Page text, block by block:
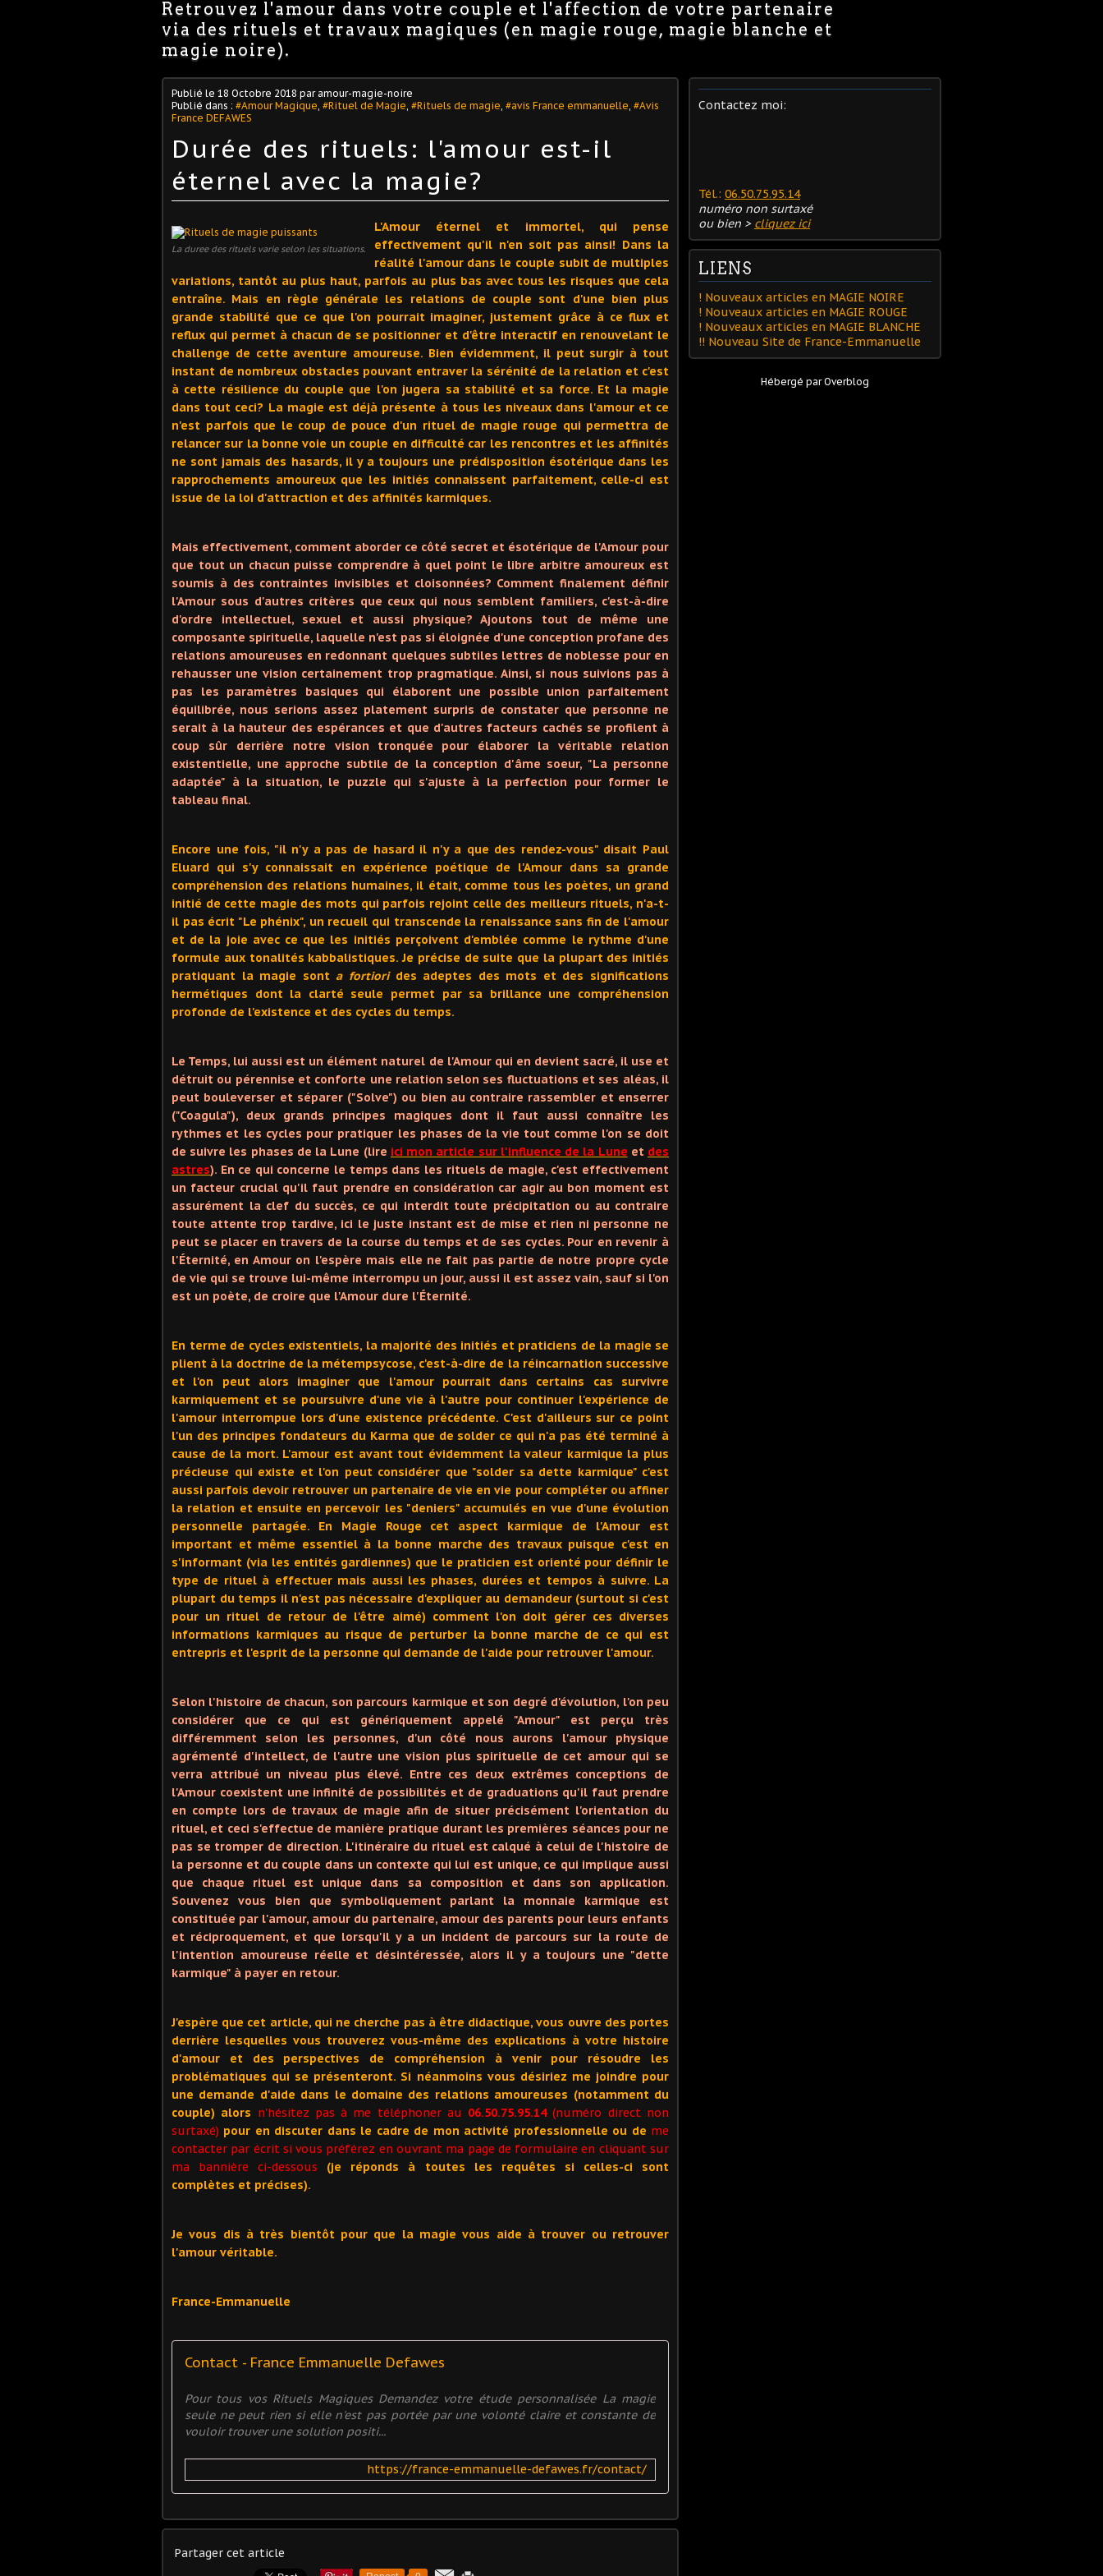
Retrouvez l'amour dans votre couple et l'affection de votre partenaire
via des rituels et travaux magiques (en magie rouge, magie blanche et
magie noire).
Publié le 18 Octobre 2018 par amour-magie-noire
Publié dans : #Amour Magique #Rituel de Magie #Rituels de magie #avis France emmanuelle #Avis
France DEFAWES
Durée des rituels: l'amour est-il
éternel avec la magie?
La duree des rituels varie selon les situations.
L'Amour éternel et immortel, qui pense
effectivement qu'il n'en soit pas ainsi! Dans la
réalité l'amour dans le couple subit de multiples
variations, tantôt au plus haut, parfois au plus bas avec tous les risques que cela
entraîne. Mais en règle générale les relations de couple sont d'une bien plus
grande stabilité que ce que l'on pourrait imaginer, justement grâce à ce flux et
reflux qui permet à chacun de se positionner et d'être interactif en renouvelant le
challenge de cette aventure amoureuse. Bien évidemment, il peut surgir à tout
instant de nombreux obstacles pouvant entraver la sérénité de la relation et c'est
à cette résilience du couple que l'on jugera sa stabilité et sa force. Et la magie
dans tout ceci? La magie est déjà présente à tous les niveaux dans l'amour et ce
n'est parfois que le coup de pouce d'un rituel de magie rouge qui permettra de
relancer sur la bonne voie un couple en difficulté car les rencontres et les affinités
ne sont jamais des hasards, il y a toujours une prédisposition ésotérique dans les
rapprochements amoureux que les initiés connaissent parfaitement, celle-ci est
issue de la loi d'attraction et des affinités karmiques.
Mais effectivement, comment aborder ce côté secret et ésotérique de l'Amour pour
que tout un chacun puisse comprendre à quel point le libre arbitre amoureux est
soumis à des contraintes invisibles et cloisonnées? Comment finalement définir
l'Amour sous d'autres critères que ceux qui nous semblent familiers, c'est-à-dire
d'ordre intellectuel, sexuel et aussi physique? Ajoutons tout de même une
composante spirituelle, laquelle n'est pas si éloignée d'une conception profane des
relations amoureuses en redonnant quelques subtiles lettres de noblesse pour en
rehausser une vision certainement trop pragmatique. Ainsi, si nous suivions pas à
pas les paramètres basiques qui élaborent une possible union parfaitement
équilibrée, nous serions assez platement surpris de constater que personne ne
serait à la hauteur des espérances et que d'autres facteurs cachés se profilent à
coup sûr derrière notre vision tronquée pour élaborer la véritable relation
existentielle, une approche subtile de la conception d'âme soeur, "La personne
adaptée" à la situation, le puzzle qui s'ajuste à la perfection pour former le
tableau final.
Encore une fois, "il n'y a pas de hasard il n'y a que des rendez-vous" disait Paul
Eluard qui s'y connaissait en expérience poétique de l'Amour dans sa grande
compréhension des relations humaines, il était, comme tous les poètes, un grand
initié de cette magie des mots qui parfois rejoint celle des meilleurs rituels, n'a-t-
il pas écrit "Le phénix", un recueil qui transcende la renaissance sans fin de l'amour
et de la joie avec ce que les initiés perçoivent d'emblée comme le rythme d'une
formule aux tonalités kabbalistiques. Je précise de suite que la plupart des initiés
pratiquant la magie sont a fortiorides adeptes des mots et des significations
hermétiques dont la clarté seule permet par sa brillance une compréhension
profonde de l'existence et des cycles du temps.
Le Temps, lui aussi est un élément naturel de l'Amour qui en devient sacré, il use et
détruit ou pérennise et conforte une relation selon ses fluctuations et ses aléas, il
peut bouleverser et séparer ("Solve") ou bien au contraire rassembler et enserrer
("Coagula"), deux grands principes magiques dont il faut aussi connaître les
rythmes et les cycles pour pratiquer les phases de la vie tout comme l'on se doit
de suivre les phases de la Lune (lire ici mon article sur l'influence de la Lune et des
astres). En ce qui concerne le temps dans les rituels de magie, c'est effectivement
un facteur crucial qu'il faut prendre en considération car agir au bon moment est
assurément la clef du succès, ce qui interdit toute précipitation ou au contraire
toute attente trop tardive, ici le juste instant est de mise et rien ni personne ne
peut se placer en travers de la course du temps et de ses cycles. Pour en revenir à
l'Éternité, en Amour on l'espère mais elle ne fait pas partie de notre propre cycle
de vie qui se trouve lui-même interrompu un jour, aussi il est assez vain, sauf si l'on
est un poète, de croire que l'Amour dure l'Éternité.
En terme de cycles existentiels, la majorité des initiés et praticiens de la magie se
plient à la doctrine de la métempsycose, c'est-à-dire de la réincarnation successive
et l'on peut alors imaginer que l'amour pourrait dans certains cas survivre
karmiquement et se poursuivre d'une vie à l'autre pour continuer l'expérience de
l'amour interrompue lors d'une existence précédente. C'est d'ailleurs sur ce point
l'un des principes fondateurs du Karma que de solder ce qui n'a pas été terminé à
cause de la mort. L'amour est avant tout évidemment la valeur karmique la plus
précieuse qui existe et l'on peut considérer que "solder sa dette karmique" c'est
aussi parfois devoir retrouver un partenaire de vie en vie pour compléter ou affiner
la relation et ensuite en percevoir les "deniers" accumulés en vue d'une évolution
personnelle partagée. En Magie Rouge cet aspect karmique de l'Amour est
important et même essentiel à la bonne marche des travaux puisque c'est en
s'informant (via les entités gardiennes) que le praticien est orienté pour définir le
type de rituel à effectuer mais aussi les phases, durées et tempos à suivre. La
plupart du temps il n'est pas nécessaire d'expliquer au demandeur (surtout si c'est
pour un rituel de retour de l'être aimé) comment l'on doit gérer ces diverses
informations karmiques au risque de perturber la bonne marche de ce qui est
entrepris et l'esprit de la personne qui demande de l'aide pour retrouver l'amour.
Selon l'histoire de chacun, son parcours karmique et son degré d'évolution, l'on peu
considérer que ce qui est génériquement appelé "Amour" est perçu très
différemment selon les personnes, d'un côté nous aurons l'amour physique
agrémenté d'intellect, de l'autre une vision plus spirituelle de cet amour qui se
verra attribué un niveau plus élevé. Entre ces deux extrêmes conceptions de
l'Amour coexistent une infinité de possibilités et de graduations qu'il faut prendre
en compte lors de travaux de magie afin de situer précisément l'orientation du
rituel, et ceci s'effectue de manière pratique durant les premières séances pour ne
pas se tromper de direction. L'itinéraire du rituel est calqué à celui de l'histoire de
la personne et du couple dans un contexte qui lui est unique, ce qui implique aussi
que chaque rituel est unique dans sa composition et dans son application.
Souvenez vous bien que symboliquement parlant la monnaie karmique est
constituée par l'amour, amour du partenaire, amour des parents pour leurs enfants
et réciproquement, et que lorsqu'il y a un incident de parcours sur la route de
l'intention amoureuse réelle et désintéressée, alors il y a toujours une "dette
karmique" à payer en retour.
J'espère que cet article, qui ne cherche pas à être didactique, vous ouvre des portes
derrière lesquelles vous trouverez vous-même des explications à votre histoire
d'amour et des perspectives de compréhension à venir pour résoudre les
problématiques qui se présenteront. Si néanmoins vous désiriez me joindre pour
une demande d'aide dans le domaine des relations amoureuses (notamment du
couple) alors n'hésitez pas à me téléphoner au 06.50.75.95.14(numéro direct non
surtaxé) pour en discuter dans le cadre de mon activité professionnelle ou de me
contacter par écrit si vous préférez en ouvrant ma page de formulaire en cliquant sur
ma bannière ci-dessous
(je réponds à toutes les requêtes si celles-ci sont
complètes et précises).
Je vous dis à très bientôt pour que la magie vous aide à trouver ou retrouver
l'amour véritable.
France-Emmanuelle
Contact - France Emmanuelle Defawes
Pour tous vos Rituels Magiques Demandez votre étude personnalisée La magie
seule ne peut rien si elle n'est pas portée par une volonté claire et constante de
vouloir trouver une solution positi...
https://france-emmanuelle-defawes.fr/contact/
Partager cet article
Contactez moi:
Tél.: 06.50.75.95.14
numéro non surtaxé
ou bien > cliquez ici
LIENS
! Nouveaux articles en MAGIE NOIRE
! Nouveaux articles en MAGIE ROUGE
! Nouveaux articles en MAGIE BLANCHE
!! Nouveau Site de France-Emmanuelle
Hébergé parOverblog